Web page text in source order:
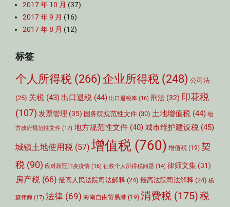
2017 年 10 月 (37)
2017 年 9 月 (16)
2017 年 8 月 (12)
标签
个人所得税 (266) 企业所得税 (248) 公司法
(25) 关税 (43) 出口退税 (44) 出口退税率 (16) 刑法 (32) 印花税
(107) 发票管理 (35) 国务院规范性文件 (30) 土地增值税 (44) 地
方政府规范性文件 (17) 地方规范性文件 (40)城市维护建设税 (45)
城镇土地使用税 (57) 增值税 (760) 增值税 (19) 契
税 (90) 应对新冠肺炎疫情 (16) 征收个人所得税问题 (14) 律师文集 (31)
房产税 (66) 最高人民法院司法解释 (24) 最高法院司法解释 (24) 杨
森律师 (17) 法律 (69) 海南自由贸易港 (19) 消费税 (175)税